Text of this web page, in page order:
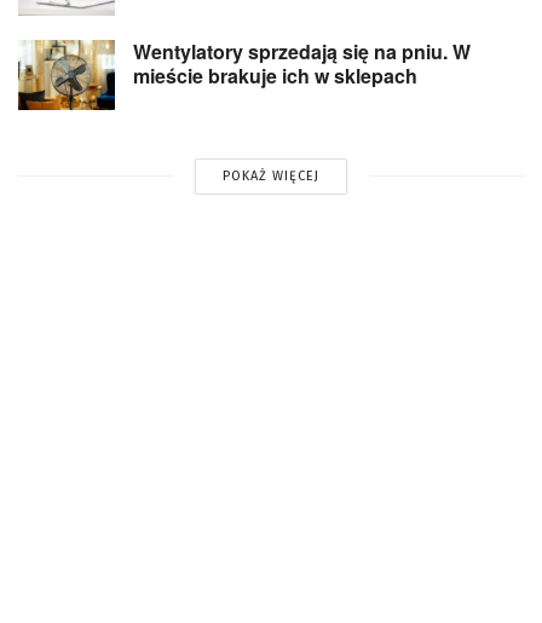
Wentylatory sprzedają się na pniu. W
mieście brakuje ich w sklepach
POKAŻ WIĘCEJ